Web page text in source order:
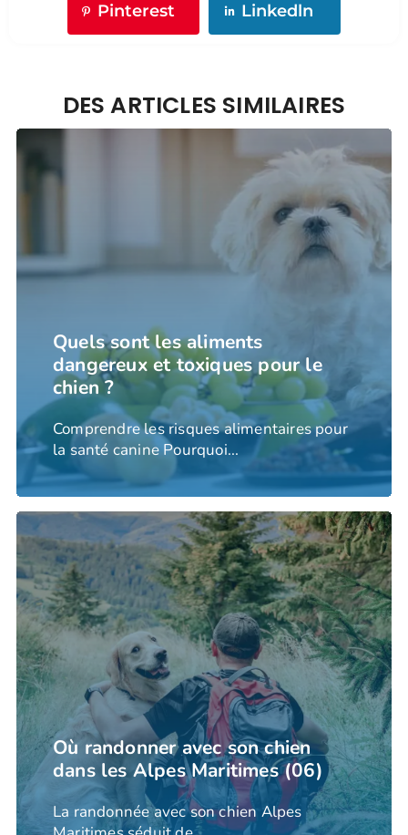
Pinterest Linkedln
DES ARTICLES SIMILAIRES
Quels sont les aliments
dangereux et toxiques pour le
chien ?
Comprendre les risques alimentaires pour
la santé canine Pourquoi...
Où randonner avec son chien
dans les Alpes Maritimes (06)
La randonnée avec son chien Alpes